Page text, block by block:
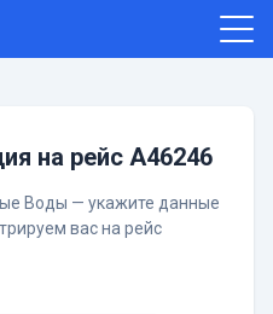
на рейс A46246
Воды — укажите данные
вас на рейс